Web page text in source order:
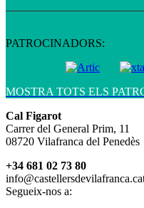
PATROCINADORS:
MOSTRA TOTS ELS
Cal Figarot
Carrer del General Prim, 11
08720 Vilafranca del Penedès
+34 681 02 73 80
Segueix-nos a: